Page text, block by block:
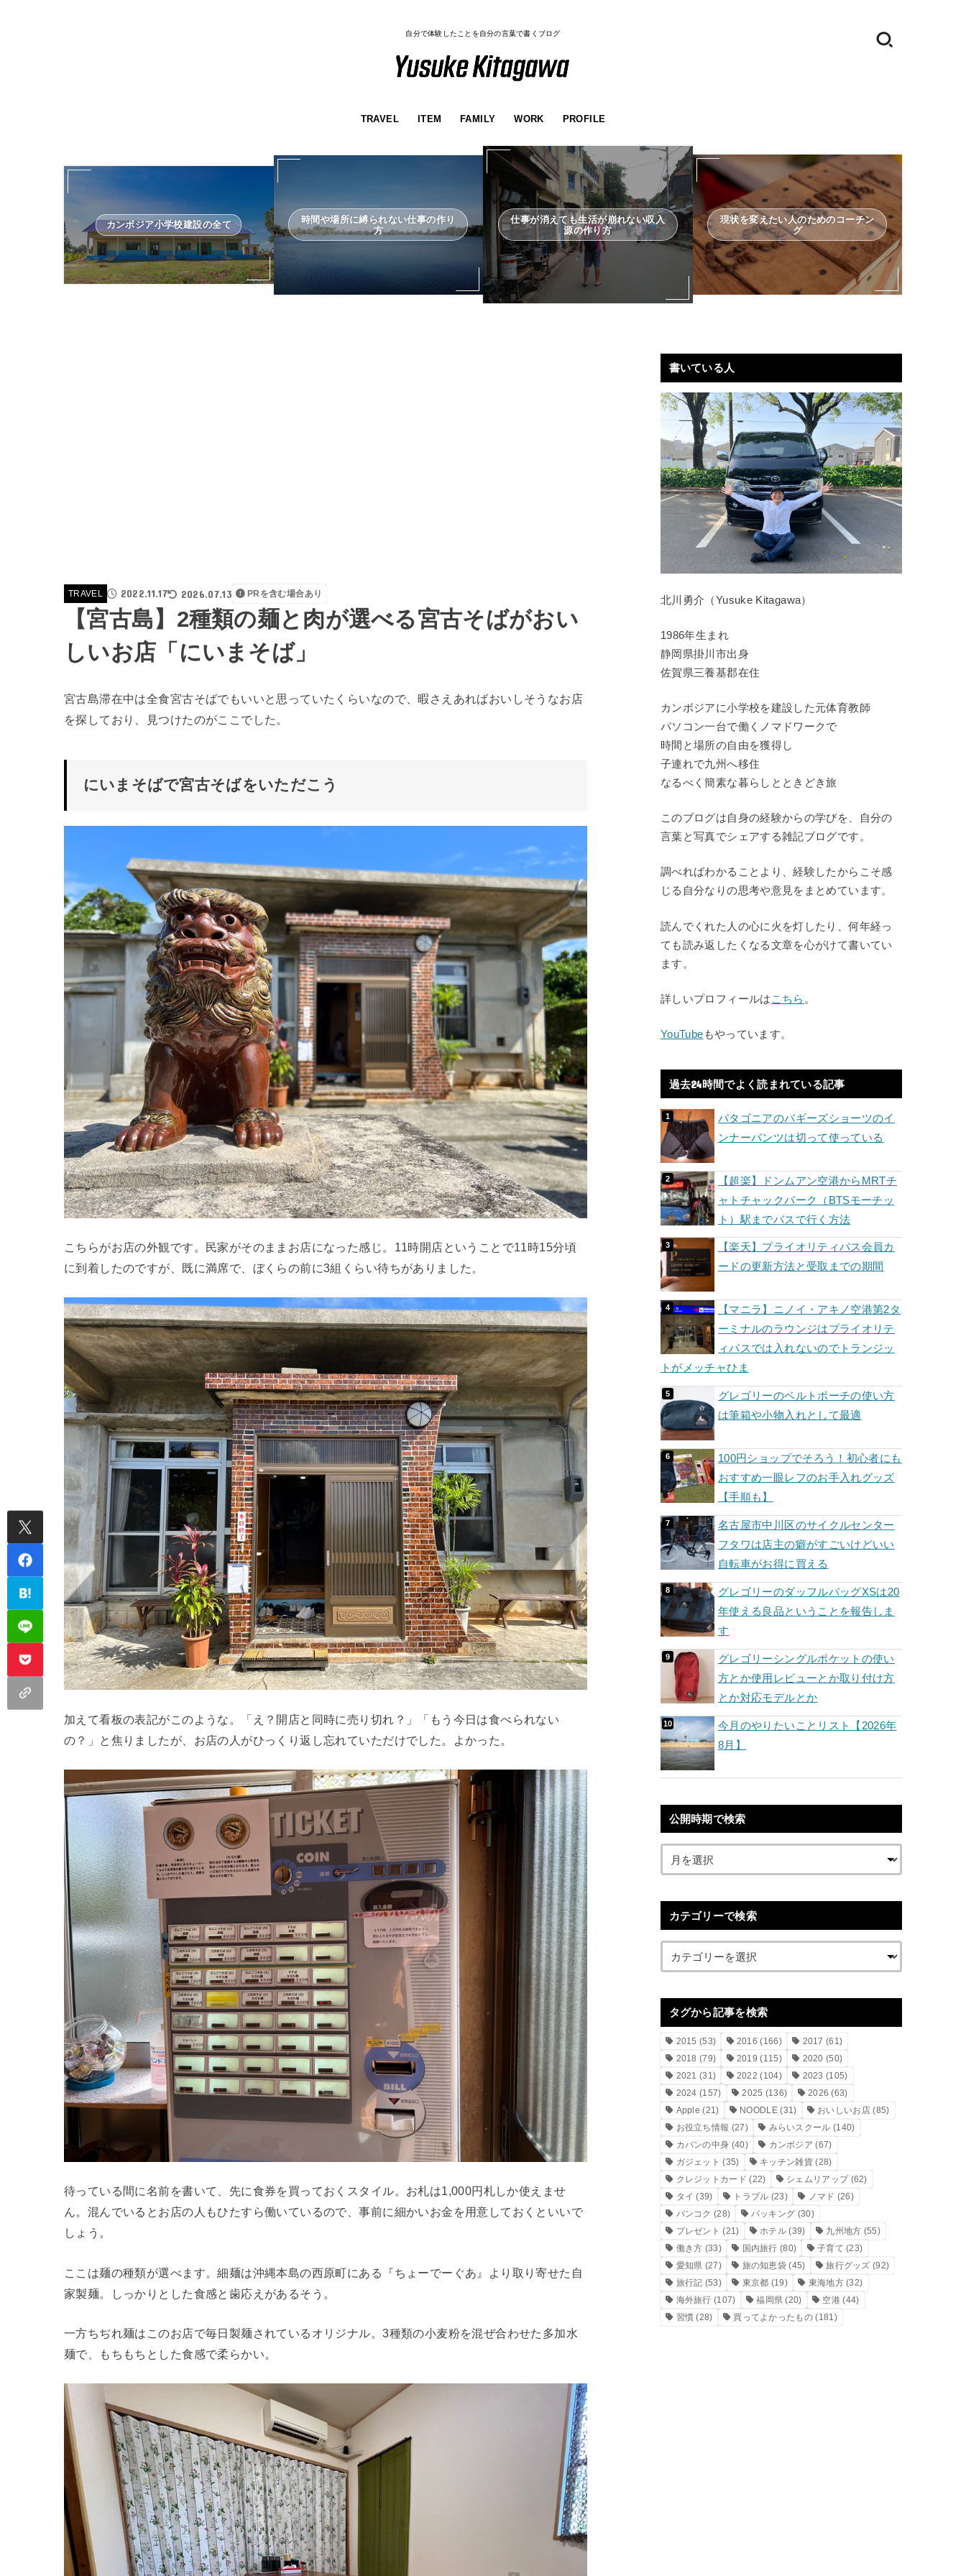
自分で体験したことを自分の言葉で書くブログ
TRAVEL ITEM FAMILY WORK PROFILE
カンボジア小学校建設の全て
時間や場所に縛られない仕事の作り
方
仕事が消えても生活が崩れない収入
源の作り方
現状を変えたい人のためのコーチン
グ
TRAVEL 2022.11.17 2026.07.13 PRを含む場合あり
【宮古島】2種類の麺と肉が選べる宮古そばがおい
しいお店「にいまそば」
宮古島滞在中は全食宮古そばでもいいと思っていたくらいなので、暇さえあればおいしそうなお店
を探しており、見つけたのがここでした。
にいまそばで宮古そばをいただこう
こちらがお店の外観です。民家がそのままお店になった感じ。11時開店ということで11時15分頃
に到着したのですが、既に満席で、ぼくらの前に3組くらい待ちがありました。
加えて看板の表記がこのような。「え？開店と同時に売り切れ？」「もう今日は食べられない
の？」と焦りましたが、お店の人がひっくり返し忘れていただけでした。よかった。
待っている間に名前を書いて、先に食券を買っておくスタイル。お札は1,000円札しか使えませ
ん。混んでいるとお店の人もひたすら働いているので、事前に細かいお金を用意しておくといいで
しょう。
ここは麺の種類が選べます。細麺は沖縄本島の西原町にある『ちょーでーぐあ』より取り寄せた自
家製麺。しっかりとした食感と歯応えがあるそう。
一方ちぢれ麺はこのお店で毎日製麺されているオリジナル。3種類の小麦粉を混ぜ合わせた多加水
麺で、もちもちとした食感で柔らかい。
書いている人
北川勇介（Yusuke Kitagawa）
1986年生まれ
静岡県掛川市出身
佐賀県三養基郡在住
カンボジアに小学校を建設した元体育教師
パソコン一台で働くノマドワークで
時間と場所の自由を獲得し
子連れで九州へ移住
なるべく簡素な暮らしとときどき旅
このブログは自身の経験からの学びを、自分の
言葉と写真でシェアする雑記ブログです。
調べればわかることより、経験したからこそ感
じる自分なりの思考や意見をまとめています。
読んでくれた人の心に火を灯したり、何年経っ
ても読み返したくなる文章を心がけて書いてい
ます。
詳しいプロフィールは こちら 。
YouTube もやっています。
過去24時間でよく読まれている記事
パタゴニアのバギーズショーツのイ
ンナーパンツは切って使っている
【超楽】ドンムアン空港からMRTチ
ャトチャックパーク（BTSモーチッ
ト）駅までバスで行く方法
【楽天】プライオリティパス会員カ
ードの更新方法と受取までの期間
【マニラ】ニノイ・アキノ空港第2タ
ーミナルのラウンジはプライオリテ
ィパスでは入れないのでトランジッ
トがメッチャひま
グレゴリーのベルトポーチの使い方
は筆箱や小物入れとして最適
100円ショップでそろう！初心者にも
おすすめ一眼レフのお手入れグッズ
【手順も】
名古屋市中川区のサイクルセンター
フタワは店主の癖がすごいけどいい
自転車がお得に買える
グレゴリーのダッフルバッグXSは20
年使える良品ということを報告しま
す
グレゴリーシングルポケットの使い
方とか使用レビューとか取り付け方
とか対応モデルとか
今月のやりたいことリスト【2026年
8月】
公開時期で検索
カテゴリーで検索
タグから記事を検索
2015 (53) 2016 (166) 2017 (61)
2018 (79) 2019 (115) 2020 (50)
2021 (31) 2022 (104) 2023 (105)
2024 (157) 2025 (136) 2026 (63)
Apple (21) NOODLE (31) おいしいお店 (85)
お役立ち情報 (27) みらいスクール (140)
カバンの中身 (40) カンボジア (67)
ガジェット (35) キッチン雑貨 (28)
クレジットカード (22) シェムリアップ(62)
タイ (39) トラブル (23) ノマド (26)
バンコク (28) パッキング (30)
プレゼント (21) ホテル (39) 九州地方 (55)
働き方 (33) 国内旅行 (80) 子育て (23)
愛知県 (27) 旅の知恵袋 (45) 旅行グッズ (92)
旅行記 (53) 東京都 (19) 東海地方(32)
海外旅行 (107) 福岡県 (20) 空港(44)
習慣 (28) 買ってよかったもの (181)